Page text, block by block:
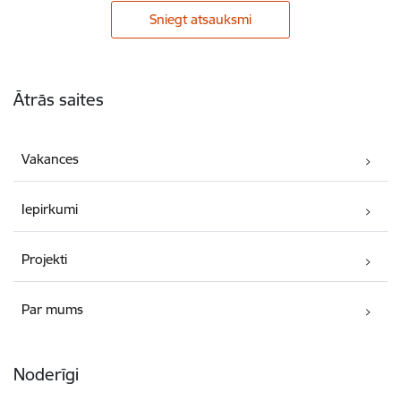
Sniegt atsauksmi
Ātrās saites
Vakances
Iepirkumi
Projekti
Par mums
Noderīgi